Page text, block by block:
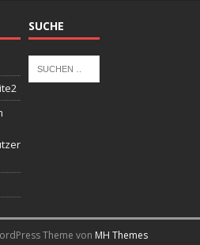
SUCHE
Theme von MH Themes